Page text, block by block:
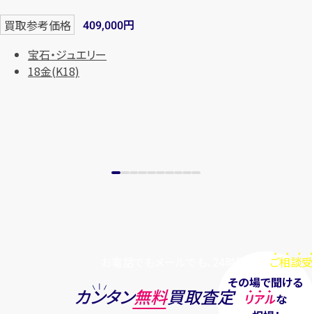
買取参考価格 409,000円
宝石・ジュエリー
18金(K18)
ご相談
その場で聞ける
リアルな
カンタン無料買取査定